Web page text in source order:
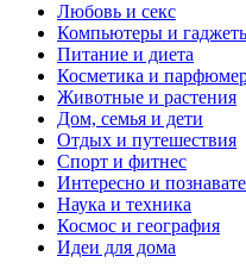
Любовь и секс
Компьютеры и
Питание и диета
Косметика и
Животные и растения
Дом, семья и дети
Отдых и путешествия
Спорт и фитнес
Интересно и
Наука и техника
Космос и география
Идеи для дома